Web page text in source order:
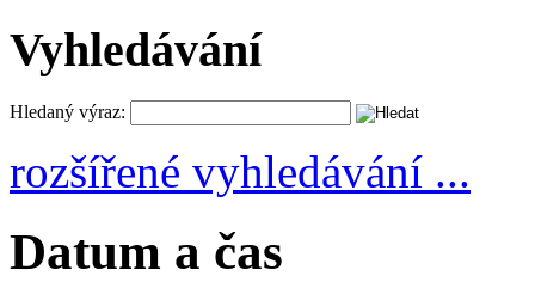
Vyhledávání
Hledaný výraz:
rozšířené vyhledávání ...
Datum a čas